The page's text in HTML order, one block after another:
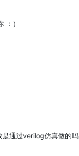
：）
是通过verilog仿真做的吗